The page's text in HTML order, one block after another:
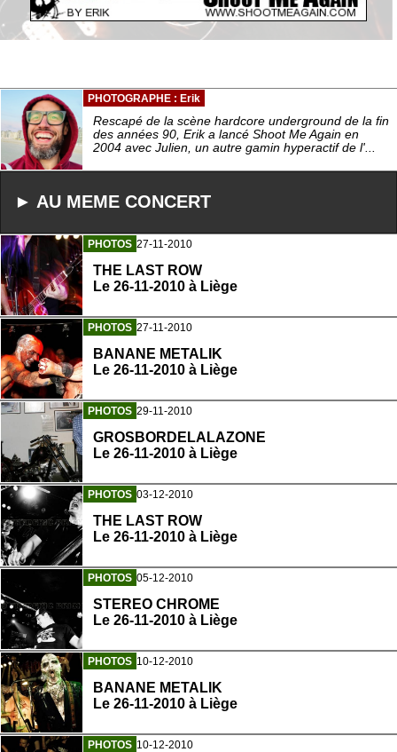
PHOTOGRAPHE : Erik
Rescapé de la scène hardcore underground de la fin
des années 90, Erik a lancé Shoot Me Again en
2004 avec Julien, un autre gamin hyperactif de l'...
► AU MEME CONCERT
PHOTOS 27-11-2010
THE LAST ROW
Le 26-11-2010 à Liège
PHOTOS 27-11-2010
BANANE METALIK
Le 26-11-2010 à Liège
PHOTOS 29-11-2010
GROSBORDELALAZONE
Le 26-11-2010 à Liège
PHOTOS 03-12-2010
THE LAST ROW
Le 26-11-2010 à Liège
PHOTOS 05-12-2010
STEREO CHROME
Le 26-11-2010 à Liège
PHOTOS 10-12-2010
BANANE METALIK
Le 26-11-2010 à Liège
PHOTOS 10-12-2010